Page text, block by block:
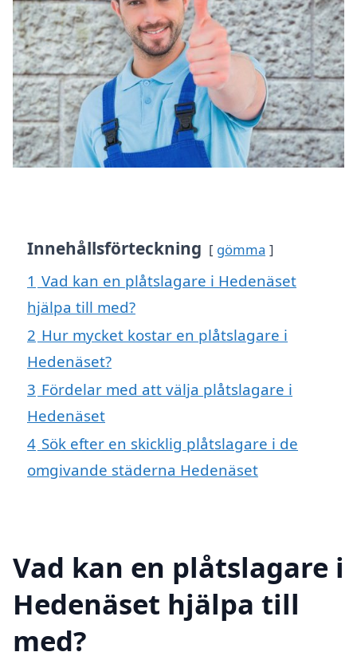
Innehållsförteckning gömma
1 Vad kan en plåtslagare i Hedenäset
hjälpa till med?
2 Hur mycket kostar en plåtslagare i
Hedenäset?
3 Fördelar med att välja plåtslagare i
Hedenäset
4 Sök efter en skicklig plåtslagare i de
omgivande städerna Hedenäset
Vad kan en plåtslagare i
Hedenäset hjälpa till
med?